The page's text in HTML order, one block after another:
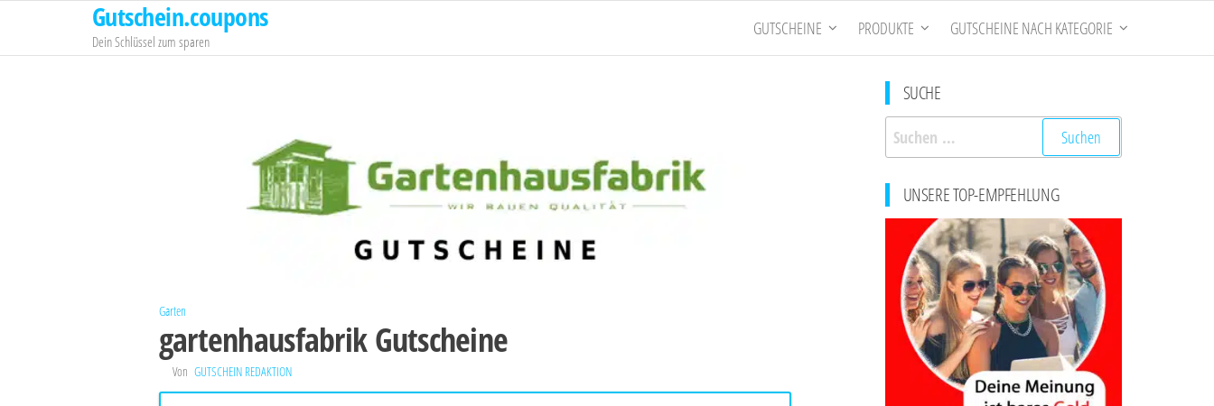
springen
Gutschein.coupons
Dein Schlüssel zum sparen
GUTSCHEINE PRODUKTE GUTSCHEINE NACH KATEGORIE
Garten
gartenhausfabrik Gutscheine
Von GUTSCHEIN REDAKTION
SUCHE
Suchen
nach:
UNSERE TOP-EMPFEHLUNG